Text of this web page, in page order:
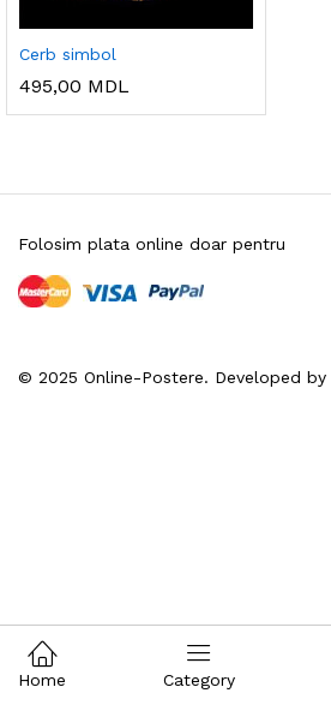
Cerb simbol
495,00 MDL
© 2025 Online-Postere. Developed by
Folosim plata online doar pentru
Home Category